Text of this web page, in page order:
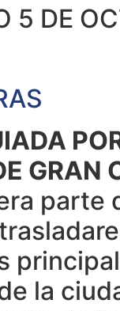
5 DE
GRAN
parte
la